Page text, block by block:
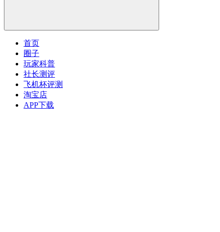
首页
圈子
玩家科普
社长测评
飞机杯评测
淘宝店
APP下载